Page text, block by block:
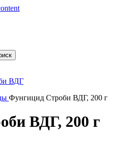
Фунгицид Строби ВДГ, 200 г
ВДГ, 200 г